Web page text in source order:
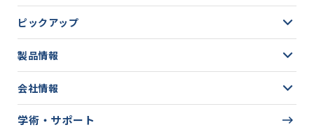
ピックアップ
製品情報
会社情報
学術・サポート